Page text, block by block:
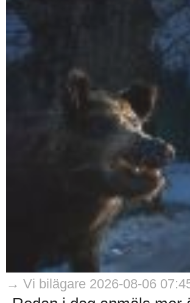
→ Vi bilägare 2026-08-06